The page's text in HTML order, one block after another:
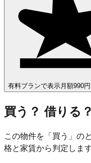
有料プランで表示 月額990
買う？ 借りる？
この物件を「買う」の
格と家賃から判定します